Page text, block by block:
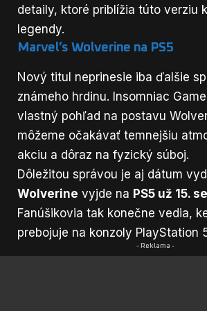
detaily, ktoré priblížia túto verziu
legendy.
Marvel’s Wolverine na PS5
Nový titul neprinesie iba ďalšie
známeho hrdinu. Insomniac
vlastný pohľad na postavu
môžeme očakávať temnejšiu
akciu a dôraz na fyzický súboj.
Dôležitou správou je aj dátum
Wolverine vyjde na PS5 už 15.
Fanúšikovia tak konečne vedia,
prebojuje na konzoly PlayStation
- Reklama -